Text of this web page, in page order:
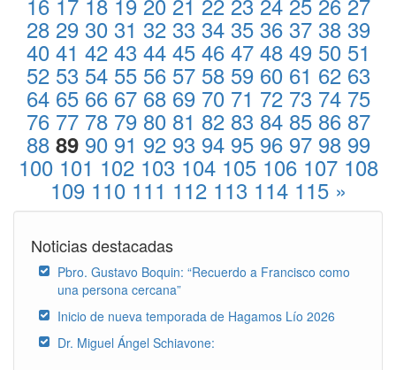
28 29 30 31 32 33 34 35 36 37 38 39
40 41 42 43 44 45 46 47 48 49 50 51
52 53 54 55 56 57 58 59 60 61 62 63
64 65 66 67 68 69 70 71 72 73 74 75
76 77 78 79 80 81 82 83 84 85 86 87
88 89 90 91 92 93 94 95 96 97 98 99
100 101 102 103 104 105 106 107 108
109 110 111 112 113 114 115 »
Noticias destacadas
Pbro. Gustavo Boquin: “Recuerdo a Francisco como
una persona cercana”
Inicio de nueva temporada de Hagamos Lío 2026
Dr. Miguel Ángel Schiavone: